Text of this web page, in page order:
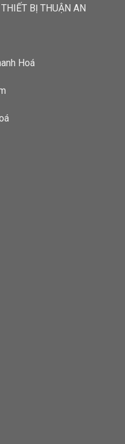
BỊ THUẬN AN
Hoá